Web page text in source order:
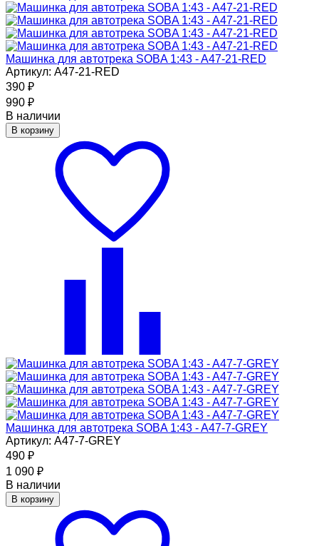
Машинка для автотрека SOBA 1:43 - A47-21-RED
Артикул: A47-21-RED
390 ₽
990 ₽
В наличии
В корзину
Машинка для автотрека SOBA 1:43 - A47-7-GREY
Артикул: A47-7-GREY
490 ₽
1 090 ₽
В наличии
В корзину